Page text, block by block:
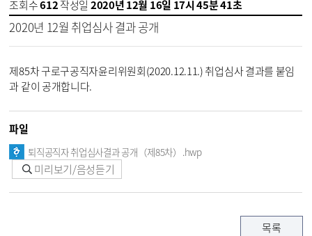
조회수612작성일 2020년 12월 16일 17시 45분 41초
2020년 12월 취업심사 결과 공개
제85차 구로구공직자윤리위원회(2020.12.11.) 취업심사 결과를 붙임
과 같이 공개합니다.
파일
퇴직공직자 취업심사결과 공개（제85차）.hwp
미리보기/음성듣기
목록